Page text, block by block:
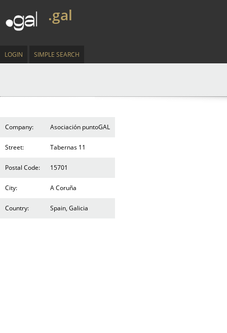
.gal
LOGIN SIMPLE SEARCH
Company: Asociación puntoGAL
Street: Tabernas 11
Postal Code: 15701
City: A Coruña
Country: Spain, Galicia